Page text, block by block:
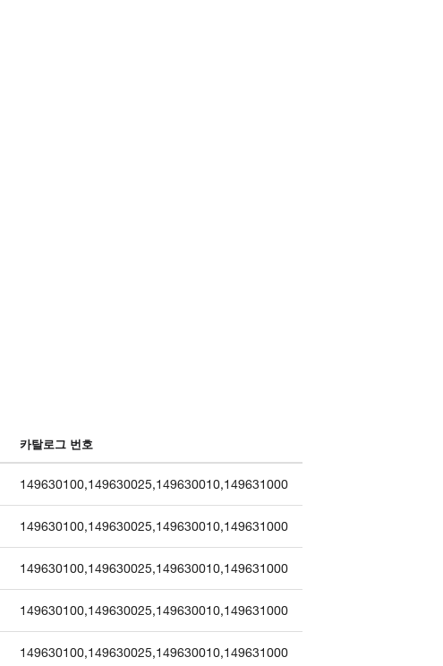
카탈로그 번호
149630100,149630025,149630010,149631000
149630100,149630025,149630010,149631000
149630100,149630025,149630010,149631000
149630100,149630025,149630010,149631000
149630100,149630025,149630010,149631000